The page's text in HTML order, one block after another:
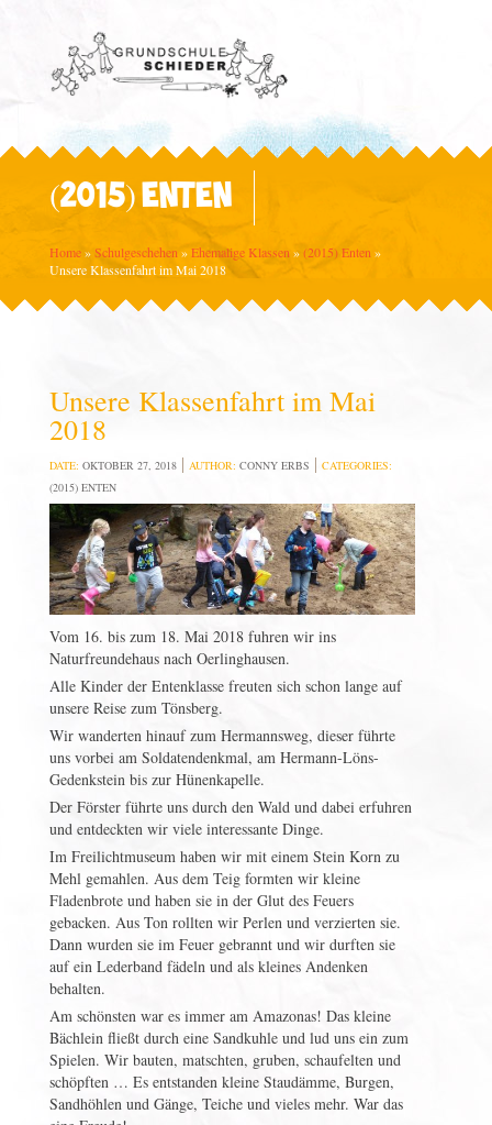
(2015) ENTEN
Home » Schulgeschehen » Ehemalige Klassen » (2015) Enten »
Unsere Klassenfahrt im Mai 2018
Unsere Klassenfahrt im Mai
2018
DATE: OKTOBER 27, 2018 AUTHOR: CONNY ERBS
CATEGORIES:
(2015) ENTEN
Vom 16. bis zum 18. Mai 2018 fuhren wir ins
Naturfreundehaus nach Oerlinghausen.
Alle Kinder der Entenklasse freuten sich schon lange auf
unsere Reise zum Tönsberg.
Wir wanderten hinauf zum Hermannsweg, dieser führte
uns vorbei am Soldatendenkmal, am Hermann-Löns-
Gedenkstein bis zur Hünenkapelle.
Der Förster führte uns durch den Wald und dabei erfuhren
und entdeckten wir viele interessante Dinge.
Im Freilichtmuseum haben wir mit einem Stein Korn zu
Mehl gemahlen. Aus dem Teig formten wir kleine
Fladenbrote und haben sie in der Glut des Feuers
gebacken. Aus Ton rollten wir Perlen und verzierten sie.
Dann wurden sie im Feuer gebrannt und wir durften sie
auf ein Lederband fädeln und als kleines Andenken
behalten.
Am schönsten war es immer am Amazonas! Das kleine
Bächlein fließt durch eine Sandkuhle und lud uns ein zum
Spielen. Wir bauten, matschten, gruben, schaufelten und
schöpften … Es entstanden kleine Staudämme, Burgen,
Sandhöhlen und Gänge, Teiche und vieles mehr. War das